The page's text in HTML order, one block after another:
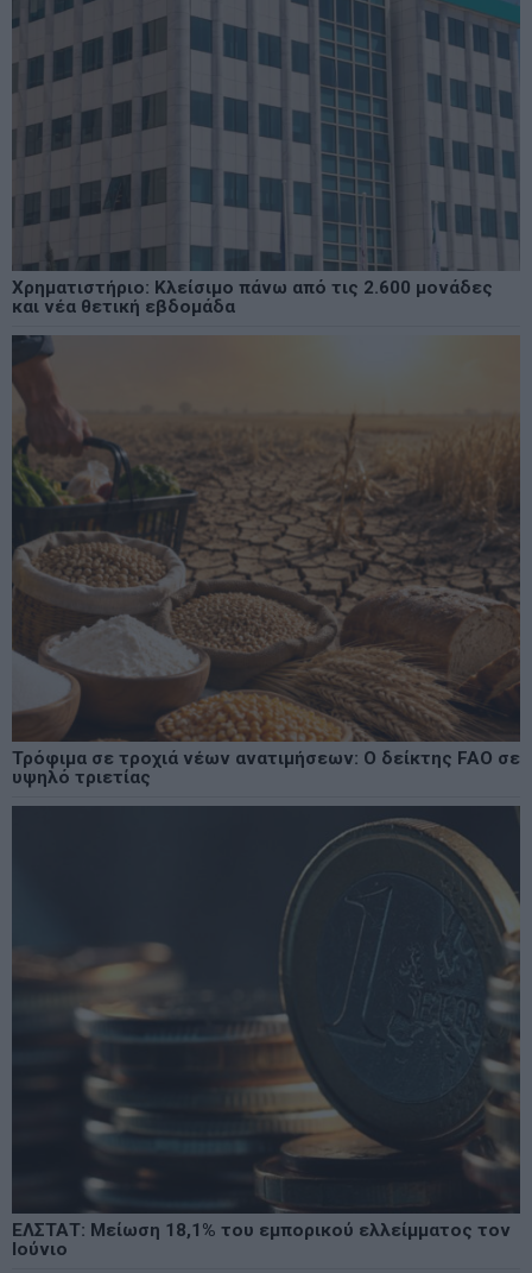
Χρηματιστήριο: Κλείσιμο πάνω από τις 2.600 μονάδες
και νέα θετική εβδομάδα
Τρόφιμα σε τροχιά νέων ανατιμήσεων: Ο δείκτης FAO σε
υψηλό τριετίας
ΕΛΣΤΑΤ: Μείωση 18,1% του εμπορικού ελλείμματος τον
Ιούνιο